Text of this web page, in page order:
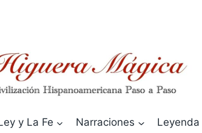
y La Fe Narraciones Leyenda